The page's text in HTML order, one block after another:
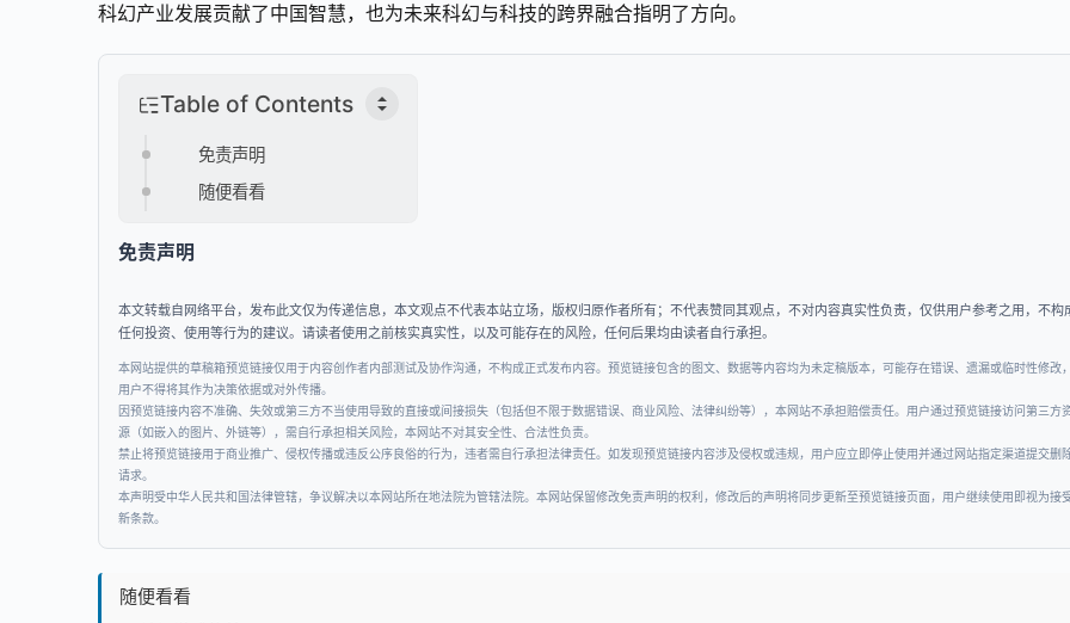
科幻产业发展贡献了中国智慧，也为未来科幻与科技的跨界融合指明了方向。
Table of Contents
免责声明
随便看看
免责声明
本文转载自网络平台，发布此文仅为传递信息，本文观点不代表本站立场，版权归原作者所有；不代表赞同其观点，不对内容真实性负责，仅供用户参考之用，不构
任何投资、使用等行为的建议。请读者使用之前核实真实性，以及可能存在的风险，任何后果均由读者自行承担。
本网站提供的草稿箱预览链接仅用于内容创作者内部测试及协作沟通，不构成正式发布内容。预览链接包含的图文、数据等内容均为未定稿版本，可能存在错误、遗漏或临时性修改
用户不得将其作为决策依据或对外传播。
因预览链接内容不准确、失效或第三方不当使用导致的直接或间接损失（包括但不限于数据错误、商业风险、法律纠纷等），本网站不承担赔偿责任。用户通过预览链接访问第三方
源（如嵌入的图片、外链等），需自行承担相关风险，本网站不对其安全性、合法性负责。
禁止将预览链接用于商业推广、侵权传播或违反公序良俗的行为，违者需自行承担法律责任。如发现预览链接内容涉及侵权或违规，用户应立即停止使用并通过网站指定渠道提交删
请求。
本声明受中华人民共和国法律管辖，争议解决以本网站所在地法院为管辖法院。本网站保留修改免责声明的权利，修改后的声明将同步更新至预览链接页面，用户继续使用即视为接
新条款。
随便看看